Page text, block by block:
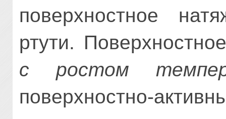
поверхностное
ртути.
с ростом
поверхностно-